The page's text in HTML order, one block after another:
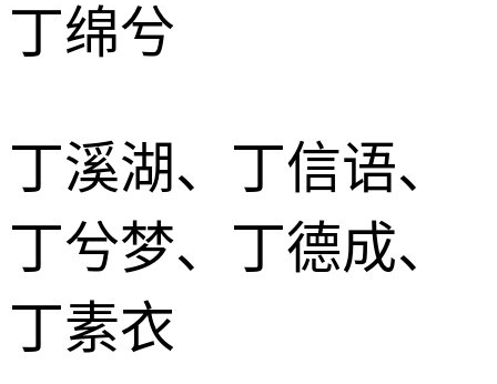
丁绵兮
丁溪湖、丁信语、
丁兮梦、丁德成、
丁素衣